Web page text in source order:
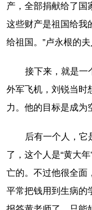
产，全部捐献给了国
这些财产是祖国给我
给祖国。”卢永根的夫
接下来，就是一
外军飞机，刘锐当时
力。他的目标是成为
后有一个人，它
了，这个人是“黄大
亡的。不过他很全面
平常把钱用到生病的